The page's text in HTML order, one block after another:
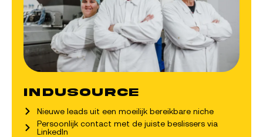
Indusource
Nieuwe leads uit een moeilijk bereikbare niche
Persoonlijk contact met de juiste beslissers via
LinkedIn